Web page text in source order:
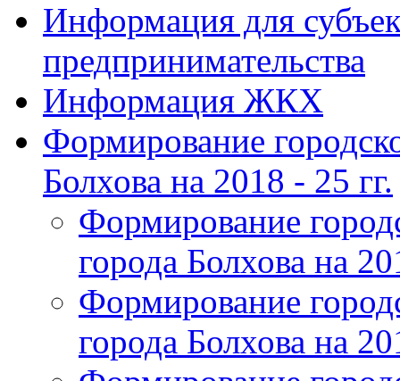
Информация для
предпринимательства
Информация ЖКХ
Формирование
Болхова на 2018 - 25 гг.
Формирование
города Болхова на
Формирование
города Болхова на